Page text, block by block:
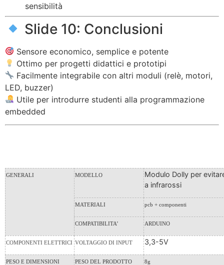
sensibilità
Slide 10: Conclusioni
Sensore economico, semplice e potente
Ottimo per progetti didattici e prototipi
Facilmente integrabile con altri moduli (relè, motori,
LED, buzzer)
Utile per introdurre studenti alla programmazione
embedded
GENERALI MODELLO
Modulo Dolly per
a infrarossi
MATERIALI pcb + componenti
COMPATIBILITA’ ARDUINO
COMPONENTI ELETTRICI VOLTAGGIO DI INPUT 3,3-5V
PESO E DIMENSIONI PESO DEL PRODOTTO 8g